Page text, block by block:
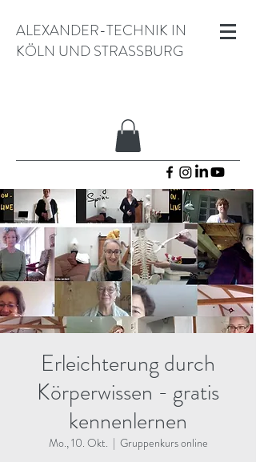
ALEXANDER-TECHNIK IN
KÖLN UND STRASSBURG
Erleichterung durch
Körperwissen - gratis
kennenlernen
Mo., 10. Okt.
  |
Gruppenkurs online